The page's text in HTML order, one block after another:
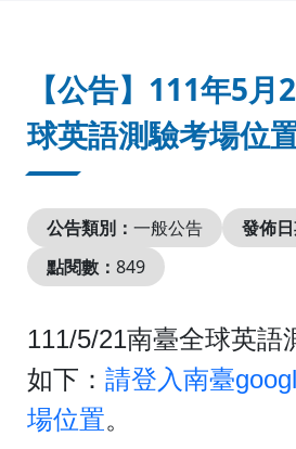
【公告】111年5
球英語測驗考場位
公告類別： 一般公告 發佈日
點閱數： 849
111/5/21南臺全球英語
如下： 請登入南臺
場位置。